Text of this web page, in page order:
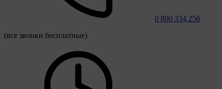
0 800 334 256
(все звонки бесплатные)